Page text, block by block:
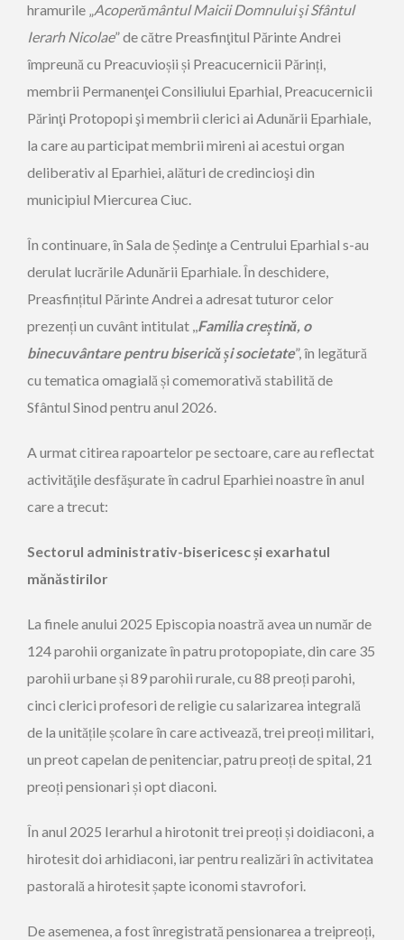
hramurile „Acoperământul Maicii Domnului şi Sfântul
Ierarh Nicolae” de către Preasfinţitul Părinte Andrei
împreună cu Preacuvioșii și Preacucernicii Părinți,
membrii Permanenţei Consiliului Eparhial, Preacucernicii
Părinţi Protopopi şi membrii clerici ai Adunării Eparhiale,
la care au participat membrii mireni ai acestui organ
deliberativ al Eparhiei, alături de credincioşi din
municipiul Miercurea Ciuc.
În continuare, în Sala de Ședinţe a Centrului Eparhial s-au
derulat lucrările Adunării Eparhiale. În deschidere,
Preasfințitul Părinte Andrei a adresat tuturor celor
prezenți un cuvânt intitulat ,,Familia creștină, o
binecuvântare pentru biserică și societate”, în legătură
cu tematica omagială și comemorativă stabilită de
Sfântul Sinod pentru anul 2026.
A urmat citirea rapoartelor pe sectoare, care au reflectat
activităţile desfăşurate în cadrul Eparhiei noastre în anul
care a trecut:
Sectorul administrativ-bisericesc și exarhatul
mănăstirilor
La finele anului 2025 Episcopia noastră avea un număr de
124 parohii organizate în patru protopopiate, din care 35
parohii urbane și 89 parohii rurale, cu 88 preoți parohi,
cinci clerici profesori de religie cu salarizarea integrală
de la unitățile școlare în care activează, trei preoți militari,
un preot capelan de penitenciar, patru preoți de spital, 21
preoți pensionari și opt diaconi.
În anul 2025 Ierarhul a hirotonit trei preoți și doidiaconi, a
hirotesit doi arhidiaconi, iar pentru realizări în activitatea
pastorală a hirotesit șapte iconomi stavrofori.
De asemenea, a fost înregistrată pensionarea a treipreoți,